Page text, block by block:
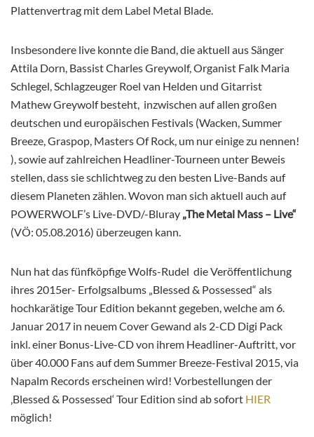
Plattenvertrag mit dem Label Metal Blade.
Insbesondere live konnte die Band, die aktuell aus Sänger
Attila Dorn, Bassist Charles Greywolf, Organist Falk Maria
Schlegel, Schlagzeuger Roel van Helden und Gitarrist
Mathew Greywolf besteht, inzwischen auf allen großen
deutschen und europäischen Festivals (Wacken, Summer
Breeze, Graspop, Masters Of Rock, um nur einige zu nennen!
), sowie auf zahlreichen Headliner-Tourneen unter Beweis
stellen, dass sie schlichtweg zu den besten Live-Bands auf
diesem Planeten zählen. Wovon man sich aktuell auch auf
POWERWOLF’s Live-DVD/-Bluray „The Metal Mass – Live“
(VÖ: 05.08.2016) überzeugen kann.
Nun hat das fünfköpfige Wolfs-Rudel die Veröffentlichung
ihres 2015er- Erfolgsalbums „Blessed & Possessed“ als
hochkarätige Tour Edition bekannt gegeben, welche am 6.
Januar 2017 in neuem Cover Gewand als 2-CD Digi Pack
inkl. einer Bonus-Live-CD von ihrem Headliner-Auftritt, vor
über 40.000 Fans auf dem Summer Breeze-Festival 2015, via
Napalm Records erscheinen wird! Vorbestellungen der
‚Blessed & Possessed‘ Tour Edition sind ab sofort HIER
möglich!